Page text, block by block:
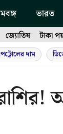
ভারত
জ্যোতিষ টাকা
দাম